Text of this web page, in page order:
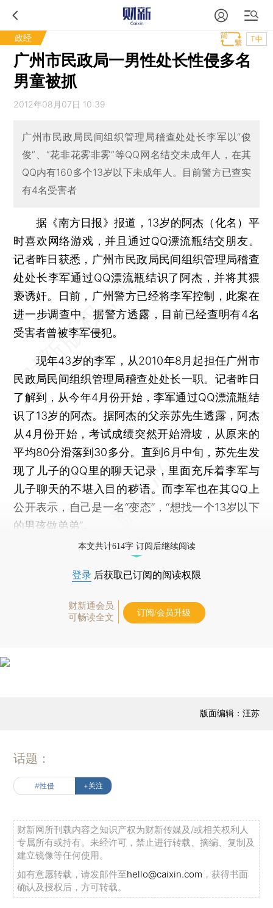
政经 T中
广州市民政局一男性处长性侵多名
男童被抓
2012年08月07日 10:39
广州市民政局民间组织管理局稽查处处长李军以“俊
俊”、“花非花雾非雾”等QQ网名结交未成年人，在其
QQ内有160多个13岁以下未成年人。目前警方已查实
有4名受害者
据《南方日报》报道，13岁的阿杰（化名）平
时喜欢网络游戏，并且通过QQ漂流瓶结交朋友。
记者昨日获悉，广州市民政局民间组织管理局稽查
处处长李军通过QQ漂流瓶结识了阿杰，并将其猥
亵诱奸。日前，广州警方已经将李军控制，此案在
进一步调查中。据警方透露，目前已经查明有4名
受害者曾被李军侵犯。
现年43岁的李军，从2010年8月起担任广州市
民政局民间组织管理局稽查处处长一职。记者昨日
了解到，从今年4月份开始，李军通过QQ漂流瓶结
识了13岁的阿杰。据阿杰的父亲苏先生透露，阿杰
从4月份开始，考试成绩突然开始滑坡，从原来的
平均80分滑落到30多分。直到6月中旬，苏先生发
现了儿子的QQ里的聊天记录，里面充斥着李军与
儿子聊天的不堪入目的秽语。而李军也在其QQ上
公开表示，自己是一名“变态”，“想找一个13岁以下
的男孩做弟弟”。
本文共计614字 订阅后继续阅读
登录 后获取已订阅的阅读权限
财新通会员
可畅读全文
订阅/会员升级
版面编辑：汪苏
话题：
#性侵 +关注
财新网所刊载内容之知识产权为财新传媒及/或相关权利人
专属所有或持有。未经许可，禁止进行转载、摘编、复制及
建立镜像等任何使用。
如有意愿转载，请发邮件至hello@caixin.com ，获得书面
确认及授权后，方可转载。